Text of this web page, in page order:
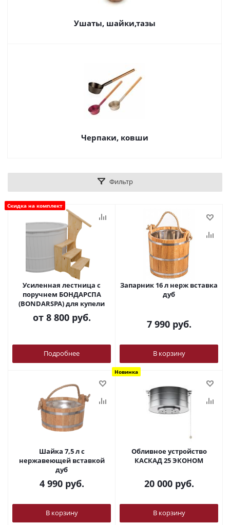
Ушаты, шайки,тазы
Черпаки, ковши
Фильтр
Скидка на комплект
Усиленная лестница с
поручнем БОНДАРСПА
(BONDARSPA) для купели
от 8 800 руб.
Подробнее
Запарник 16 л нерж вставка
дуб
7 990руб.
В корзину
Шайка 7,5 л с
нержавеющей вставкой
дуб
4 990руб.
В корзину
Новинка
Обливное устройство
КАСКАД 25 ЭКОНОМ
20 000руб.
В корзину